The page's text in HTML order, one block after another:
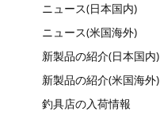
ニュース(日本国内)
ニュース(米国海外)
新製品の紹介(日本国内)
新製品の紹介(米国海外)
釣具店の入荷情報